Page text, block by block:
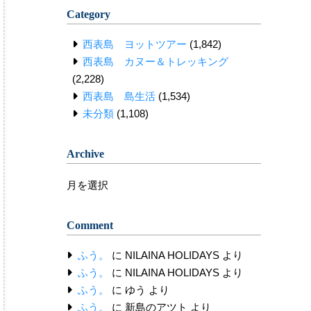
Category
西表島 ヨットツアー (1,842)
西表島 カヌー＆トレッキング
(2,228)
西表島 島生活 (1,534)
未分類 (1,108)
Archive
Archive
Comment
ふう。 に NILAINA HOLIDAYSより
ふう。
に NILAINA HOLIDAYSより
ふう。
に ゆう より
ふう。
に 新島のアツト より